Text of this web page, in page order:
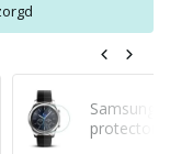
Samsung
protector